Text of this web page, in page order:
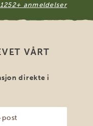
1252+ anmeldelser
VÅRT
direkte i